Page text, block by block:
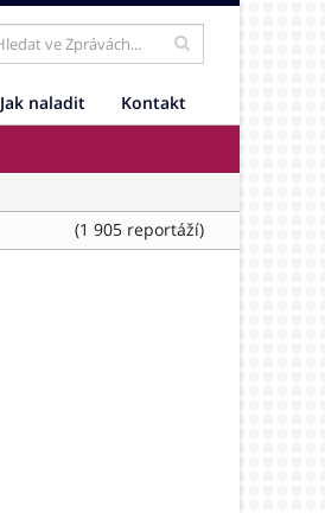
Jak naladit Kontakt
(1 905 reportáží)